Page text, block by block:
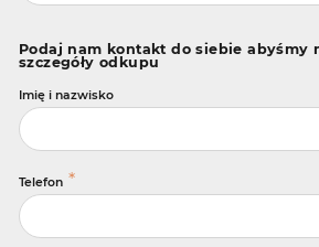
Podaj nam kontakt do siebie abyśmy
szczegóły odkupu
Imię i nazwisko
Telefon *